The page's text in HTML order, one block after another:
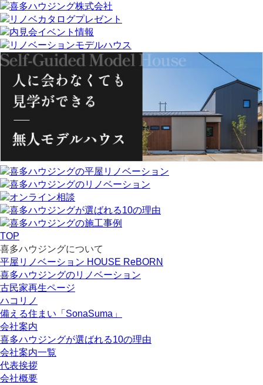
TOP
喜多ハウジングについて
平屋リノベーション HOUSE ReBORN
喜多ハウジングのリノベーション
古民家再生ページ
ハコリノ
備える住まい「SonaSuma」
会社案内
喜多ハウジングが選ばれる10の理由
会社案内一覧
代表挨拶
会社概要